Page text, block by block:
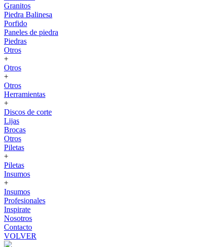
Granitos
Piedra Balinesa
Porfido
Paneles de piedra
Piedras
Otros
+
Otros
+
Otros
Herramientas
+
Discos de corte
Lijas
Brocas
Otros
Piletas
+
Piletas
Insumos
+
Insumos
Profesionales
Inspirate
Nosotros
Contacto
VOLVER